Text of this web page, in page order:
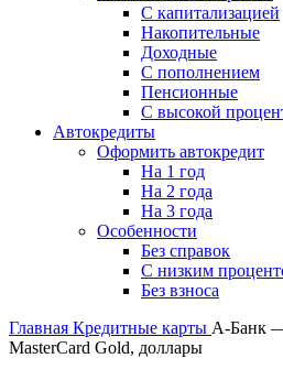
С капитализацией
Накопительные
Доходные
С пополнением
Пенсионные
С высокой
Автокредиты
Оформить автокредит
На 1 год
На 2 года
На 3 года
Особенности
Без справок
С низким
Без взноса
Главная Кредитные карты А-Банк —
MasterCard Gold, доллары